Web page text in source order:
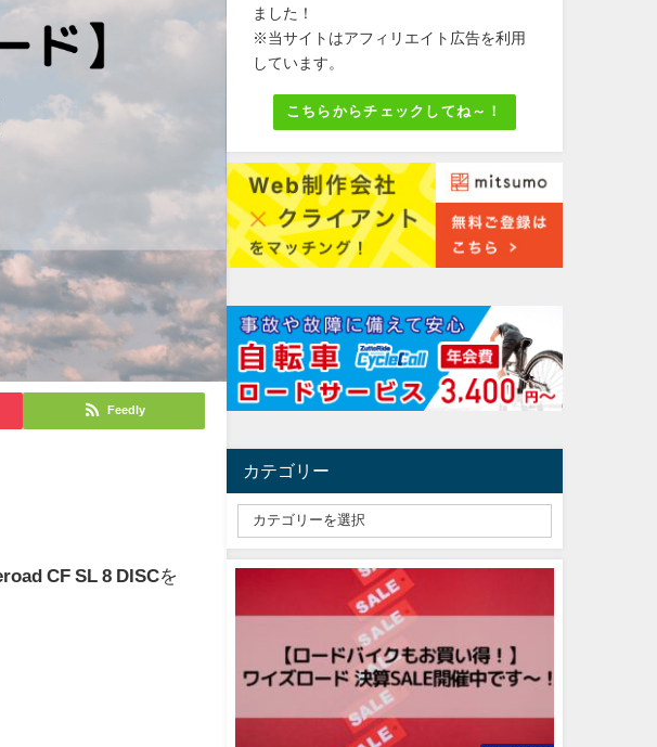
Feedly
CF SL 8 DISCを
ました！
※当サイトはアフィリエイト広告を利用
しています。
こちらからチェックしてね～！
カテゴリー